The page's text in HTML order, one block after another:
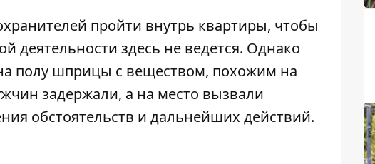
пройти внутрь квартиры, чтобы
деятельности здесь не ведется. Однако
полу шприцы с веществом, похожим на
задержали, а на место вызвали
обстоятельств и дальнейших действий.